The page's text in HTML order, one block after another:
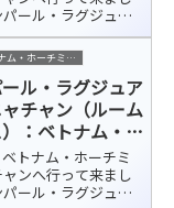
ール・ラグジュア
ャン（Vinpearl
）今回の宿泊ホ
ン国際空港から車
さらにフェリーで10
2019.07 ベトナム・ホーチミン/ニャチャン
ル・ラグジュア
チャン（ルーム
：ベトナム・ニ
宿泊ホテル紹介
トナム・ホーチミ
ンへ行って来まし
ール・ラグジュア